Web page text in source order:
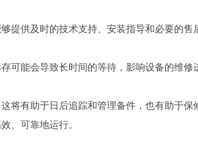
提供及时的技术支持、安装指导和必要的售
可能会导致长时间的等待，影响设备的维修
将有助于日后追踪和管理备件，也有助于保
、可靠地运行。